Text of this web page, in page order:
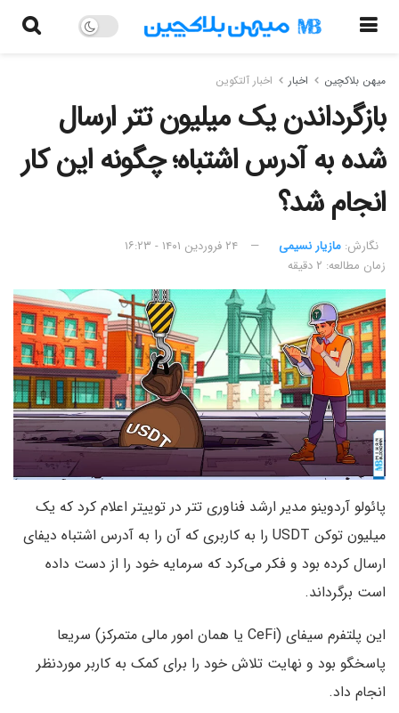
میهن بلاکچین اخبار اخبار آلتکوین
بازگرداندن یک میلیون تتر ارسال
شده به آدرس اشتباه؛ چگونه این کار
انجام شد؟
نگارش:‌ مازیار نسیمی
۲۴ فروردین ۱۴۰۱ - ۱۶:۲۳
زمان مطالعه: ۲ دقیقه
پائولو آردوینو مدیر ارشد فناوری تتر در توییتر اعلام کرد که یک
میلیون توکن USDT را به کاربری که آن را به آدرس اشتباه دیفای
ارسال کرده بود و فکر می‌کرد که سرمایه خود را از دست داده
است برگرداند.
این پلتفرم سیفای (CeFi یا همان امور مالی متمرکز) سریعا
پاسخگو بود و نهایت تلاش خود را برای کمک به کاربر موردنظر
انجام داد.